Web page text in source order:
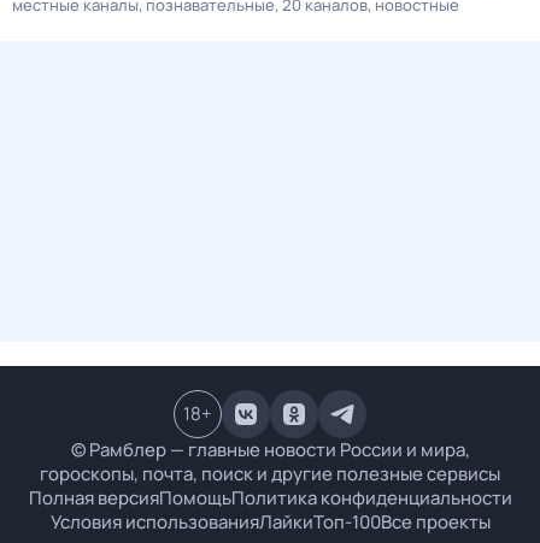
местные каналы познавательные 20 каналов новостные
© Рамблер — главные новости России и мира,
гороскопы, почта, поиск и другие полезные сервисы
Полная версияПомощьПолитика конфиденциальности
Условия использованияЛайкиТоп-100Все проекты
18+